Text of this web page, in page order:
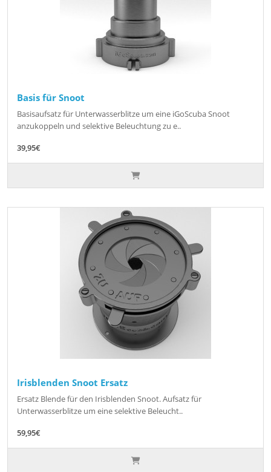
Basis für Snoot
Basisaufsatz für Unterwasserblitze um eine iGoScuba Snoot
anzukoppeln und selektive Beleuchtung zu e..
39,95€
Irisblenden Snoot Ersatz
Ersatz Blende für den Irisblenden Snoot. Aufsatz für
Unterwasserblitze um eine selektive Beleucht..
59,95€